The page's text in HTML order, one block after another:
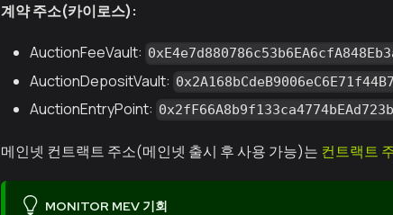
계약 주소(카이로스):
AuctionFeeVault:
AuctionDepositVault:
AuctionEntryPoint:
메인넷 컨트랙트 주소(메인넷 출시 후 사용 가능)는 컨트랙트
MONITOR MEV 기회